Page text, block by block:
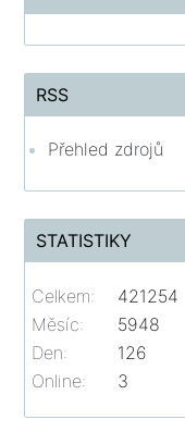
RSS
Přehled zdrojů
STATISTIKY
Online: 3
Celkem:
421254
Měsíc:
5948
Den:
126